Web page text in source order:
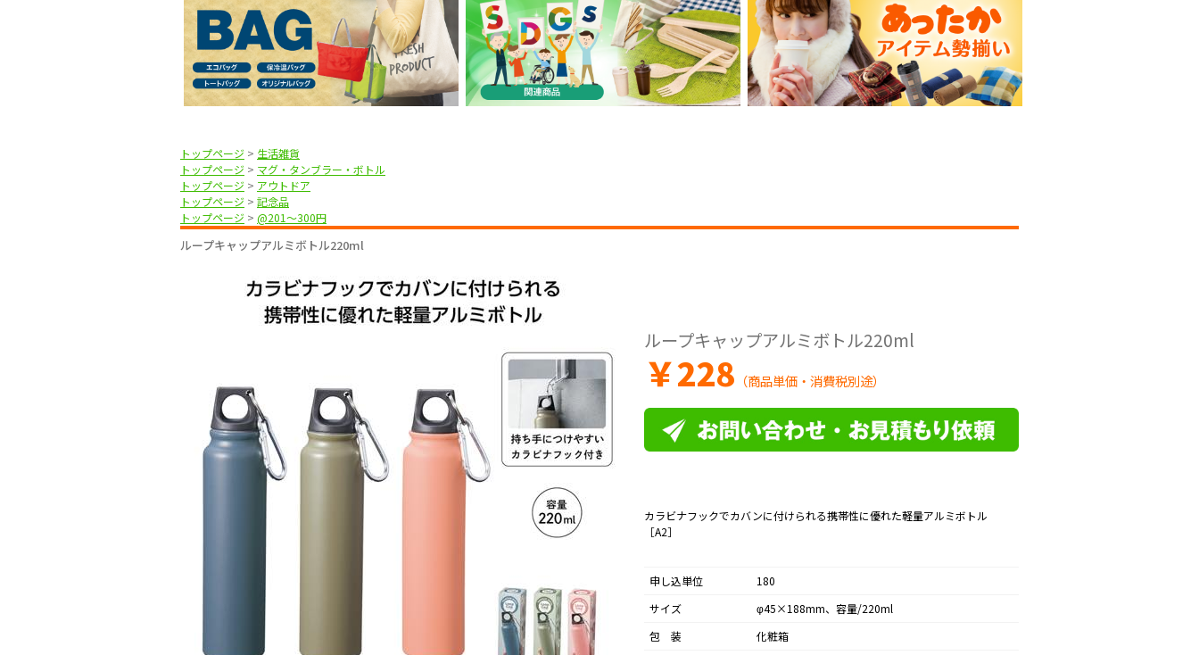
トップページ > 生活雑貨
トップページ > マグ・タンブラー・ボトル
トップページ > アウトドア
トップページ > 記念品
トップページ > @201〜300円
ループキャップアルミボトル220ml
ループキャップアルミボトル220ml
￥228 （商品単価・消費税別途）
カラビナフックでカバンに付けられる携帯性に優れた軽量アルミボトル
［A2］
申し込単位
180
サイズ
φ45×188mm、容量/220ml
包 装
化粧箱